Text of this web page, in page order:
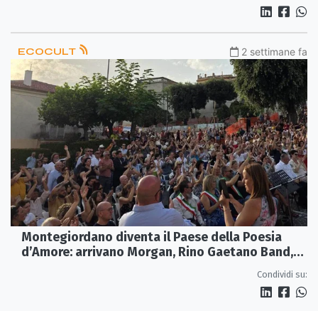
ECOCULT 2 settimane fa
Montegiordano diventa il Paese della Poesia
d’Amore: arrivano Morgan, Rino Gaetano Band,
Condividi su: